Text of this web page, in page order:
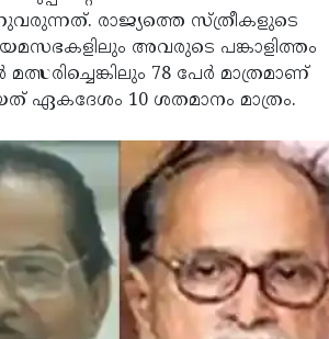
രാജ്യത്തെ സ്ത്രീകളുടെ
അവരുടെ പങ്കാളിത്തം
78 പേർ മാത്രമാണ്
ഏകദേശം 10 ശതമാനം മാത്രം.